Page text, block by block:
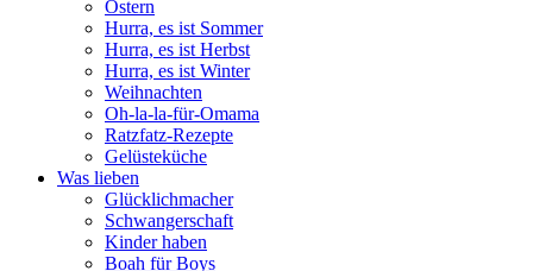
Ostern
Hurra, es ist Sommer
Hurra, es ist Herbst
Hurra, es ist Winter
Weihnachten
Oh-la-la-für-Omama
Ratzfatz-Rezepte
Gelüsteküche
Was lieben
Glücklichmacher
Schwangerschaft
Kinder haben
Boah für Boys